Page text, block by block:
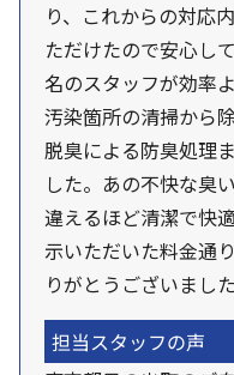
り、これからの対応
ただけたので安心し
名のスタッフが効率
汚染箇所の清掃から
脱臭による防臭処理
した。あの不快な臭
違えるほど清潔で快
示いただいた料金通
りがとうございました
担当スタッフの声